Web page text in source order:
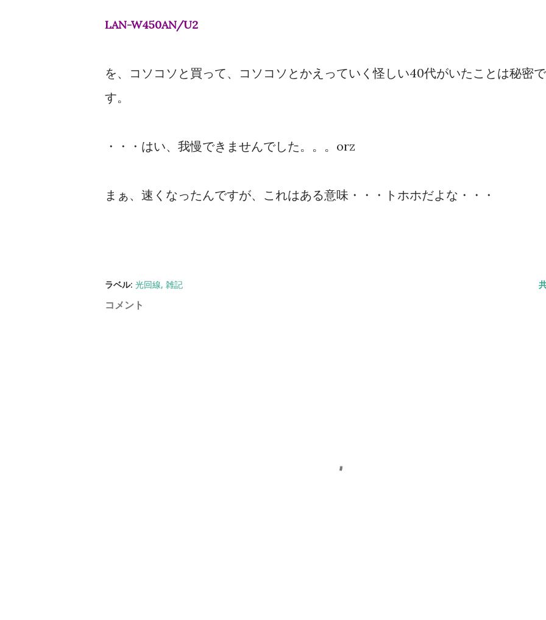
LAN-W450AN/U2
を、コソコソと買って、コソコソとかえっていく怪しい40代がいたことは秘密で
す。
・・・はい、我慢できませんでした。。。orz
まぁ、速くなったんですが、これはある意味・・・トホホだよな・・・
ラベル: 光回線 雑記
コメント